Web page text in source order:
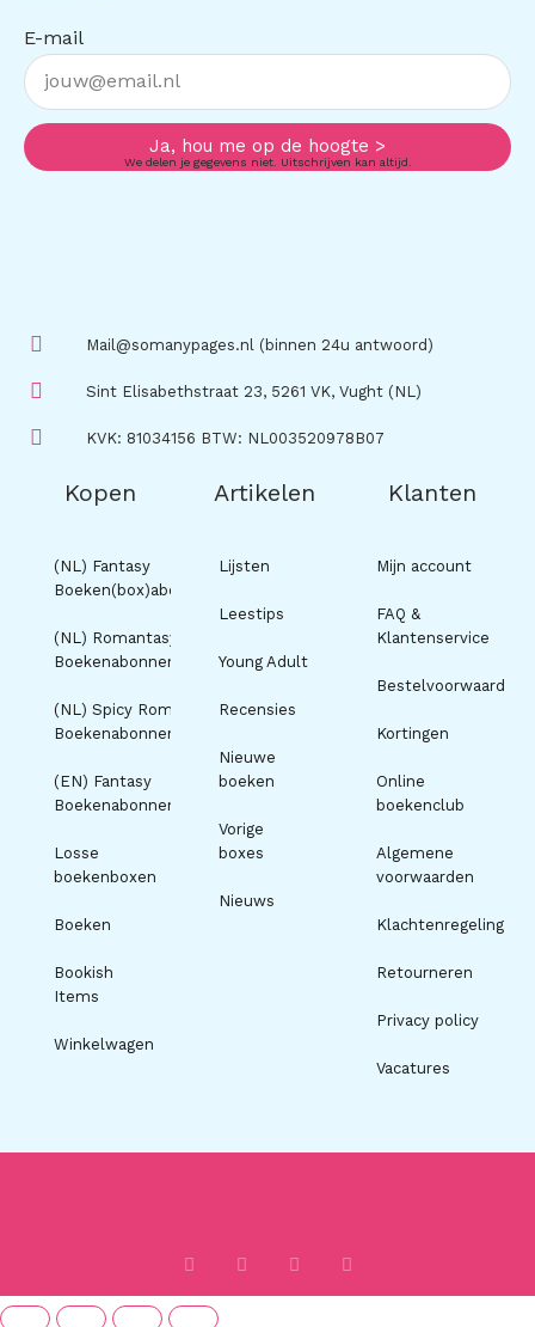
E-mail
Ja, hou me op de hoogte >
We delen je gegevens niet. Uitschrijven kan altijd.
Mail@somanypages.nl (binnen 24u antwoord)
Sint Elisabethstraat 23, 5261 VK, Vught (NL)
KVK: 81034156 BTW: NL003520978B07
Kopen
(NL) Fantasy
Boeken(box)abonnement
(NL) Romantasy
Boekenabonnement
(NL) Spicy Romance
Boekenabonnement
(EN) Fantasy
Boekenabonnement
Losse
boekenboxen
Boeken
Bookish
Items
Winkelwagen
Artikelen
Lijsten
Leestips
Young Adult
Recensies
Nieuwe
boeken
Vorige
boxes
Nieuws
Klanten
Mijn account
FAQ &
Klantenservice
Bestelvoorwaarden
Kortingen
Online
boekenclub
Algemene
voorwaarden
Klachtenregeling
Retourneren
Privacy policy
Vacatures
I
n
s
t
F
a
c
T
i
k
P
i
n